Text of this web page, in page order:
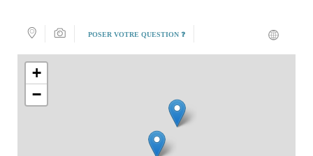
POSER VOTRE QUESTION ❓
+
−